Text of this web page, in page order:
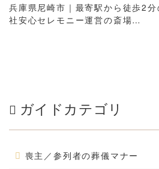
兵庫県尼崎市｜最寄駅から徒歩2
社安心セレモニー運営の斎場…
ガイドカテゴリ
喪主／参列者の葬儀マナー